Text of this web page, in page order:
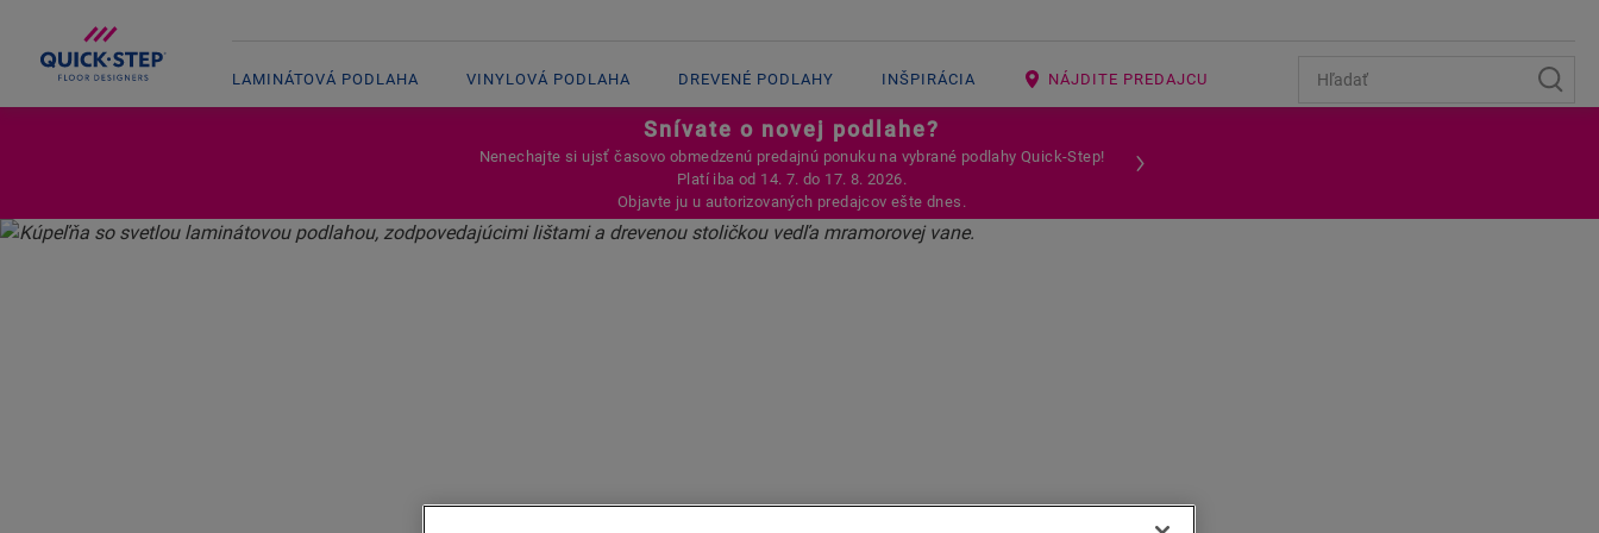
LAMINÁTOVÁ PODLAHA VINYLOVÁ PODLAHA DREVENÉ PODLAHY INŠPIRÁCIA NÁJDITE PREDAJCU
Snívate o novej podlahe?
Nenechajte si ujsť časovo obmedzenú predajnú ponuku na vybrané podlahy Quick-Step!
Platí iba od 14. 7. do 17. 8. 2026.
Objavte ju u autorizovaných predajcov ešte dnes.